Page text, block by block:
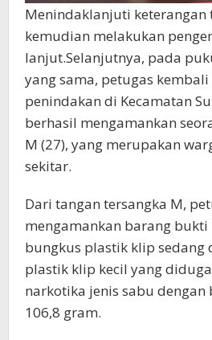
Menindaklanjuti keterangan
kemudian melakukan
lanjut.Selanjutnya, pada
yang sama, petugas
penindakan di Kecamatan
berhasil mengamankan
M (27), yang merupakan
sekitar.
Dari tangan tersangka M,
mengamankan barang bukti
bungkus plastik klip sedang
plastik klip kecil yang
narkotika jenis sabu
106,8 gram.